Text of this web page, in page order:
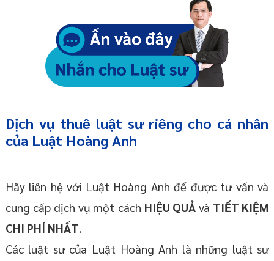
Dịch vụ thuê luật sư riêng cho cá nhân
của Luật Hoàng Anh
Hãy liên hệ với Luật Hoàng Anh để được tư vấn và
cung cấp dịch vụ một cách HIỆU QUẢ và TIẾT KIỆM
CHI PHÍ NHẤT.
Các luật sư của Luật Hoàng Anh là những luật sư